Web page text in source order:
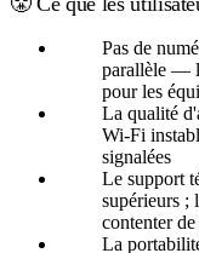
Pas de
parallèle —
pour les
La qualité
Wi-Fi
signalées
Le support
supérieurs ;
contenter
La